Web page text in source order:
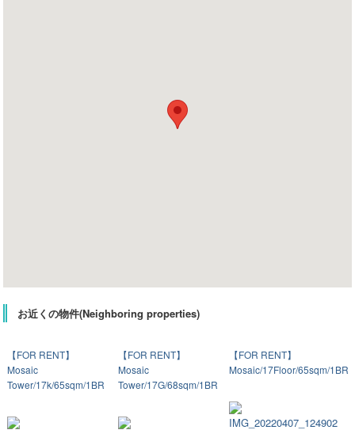
お近くの物件(Neighboring properties)
【FOR RENT】
Mosaic
Tower/17k/65sqm/1BR
【FOR RENT】
Mosaic
Tower/17G/68sqm/1BR
【FOR RENT】
Mosaic/17Floor/65sqm/1BR